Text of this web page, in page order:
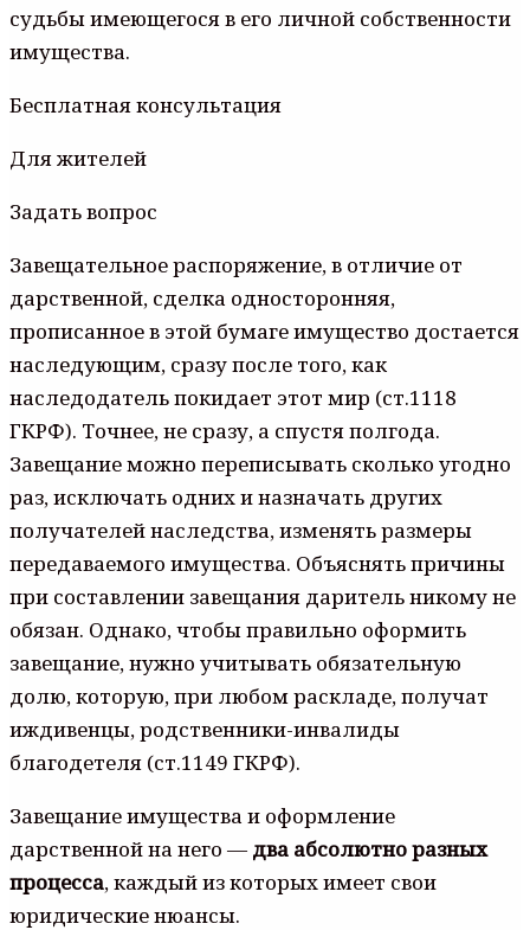
судьбы имеющегося в его личной собственности
имущества.
Бесплатная консультация
Для жителей
Задать вопрос
Завещательное распоряжение, в отличие от
дарственной, сделка односторонняя,
прописанное в этой бумаге имущество достается
наследующим, сразу после того, как
наследодатель покидает этот мир (ст.1118
ГКРФ). Точнее, не сразу, а спустя полгода.
Завещание можно переписывать сколько угодно
раз, исключать одних и назначать других
получателей наследства, изменять размеры
передаваемого имущества. Объяснять причины
при составлении завещания даритель никому не
обязан. Однако, чтобы правильно оформить
завещание, нужно учитывать обязательную
долю, которую, при любом раскладе, получат
иждивенцы, родственники-инвалиды
благодетеля (ст.1149 ГКРФ).
Завещание имущества и оформление
дарственной на него — два абсолютно разных
процесса, каждый из которых имеет свои
юридические нюансы.